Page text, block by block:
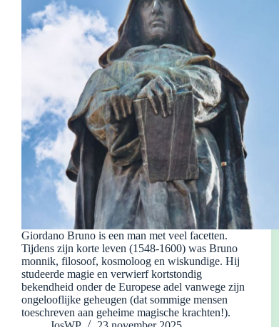
Giordano Bruno is een man met veel facetten.
Tijdens zijn korte leven (1548-1600) was Bruno
monnik, filosoof, kosmoloog en wiskundige. Hij
studeerde magie en verwierf kortstondig
bekendheid onder de Europese adel vanwege zijn
ongelooflijke geheugen (dat sommige mensen
toeschreven aan geheime magische krachten!).